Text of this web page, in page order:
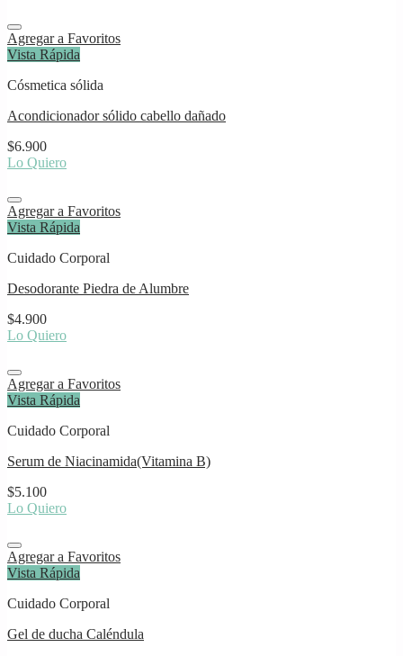
Agregar a Favoritos
Vista Rápida
Cósmetica sólida
Acondicionador sólido cabello dañado
$6.900
Lo Quiero
Agregar a Favoritos
Vista Rápida
Cuidado Corporal
Desodorante Piedra de Alumbre
$4.900
Lo Quiero
Agregar a Favoritos
Vista Rápida
Cuidado Corporal
Serum de Niacinamida(Vitamina B)
$5.100
Lo Quiero
Agregar a Favoritos
Vista Rápida
Cuidado Corporal
Gel de ducha Caléndula